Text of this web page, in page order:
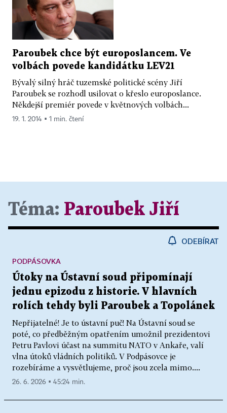
Paroubek chce být europoslancem. Ve
volbách povede kandidátku LEV21
Bývalý silný hráč tuzemské politické scény Jiří
Paroubek se rozhodl usilovat o křeslo europoslance.
Někdejší premiér povede v květnových volbách...
19. 1. 2014 ▪ 1 min. čtení
Téma: Paroubek Jiří
ODEBÍRAT
Útoky na Ústavní soud připomínají
jednu epizodu z historie. V hlavních
rolích tehdy byli Paroubek a Topolánek
Nepřijatelné! Je to ústavní puč! Na Ústavní soud se
poté, co předběžným opatřením umožnil prezidentovi
Petru Pavlovi účast na summitu NATO v Ankaře, valí
vlna útoků vládních politiků. V Podpásovce je
rozebíráme a vysvětlujeme, proč jsou zcela mimo....
PODPÁSOVKA
26. 6. 2026 ▪ 45:24 min.